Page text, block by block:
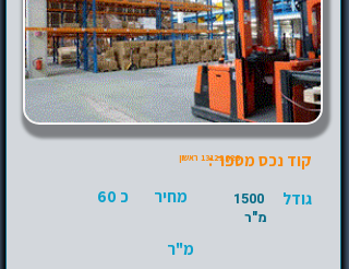
13122025 ראשון
קוד נכס מספר :
גודל
1500
מ"ר
כ 60 מחיר
מ"ר